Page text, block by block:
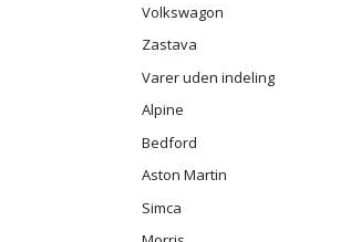
Volkswagon
Zastava
Varer uden indeling
Alpine
Bedford
Aston Martin
Simca